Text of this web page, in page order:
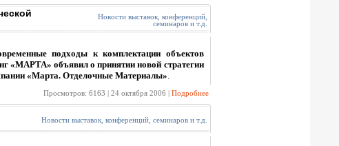
Новости выставок, конференций,
семинаров и т.д.
подходы к комплектации объектов
«МАРТА» объявил о принятии новой стратегии
«Марта. Отделочные Материалы».
Просмотров: 6163 | 24 октября 2006 | Подробнее
Новости выставок, конференций, семинаров и т.д.